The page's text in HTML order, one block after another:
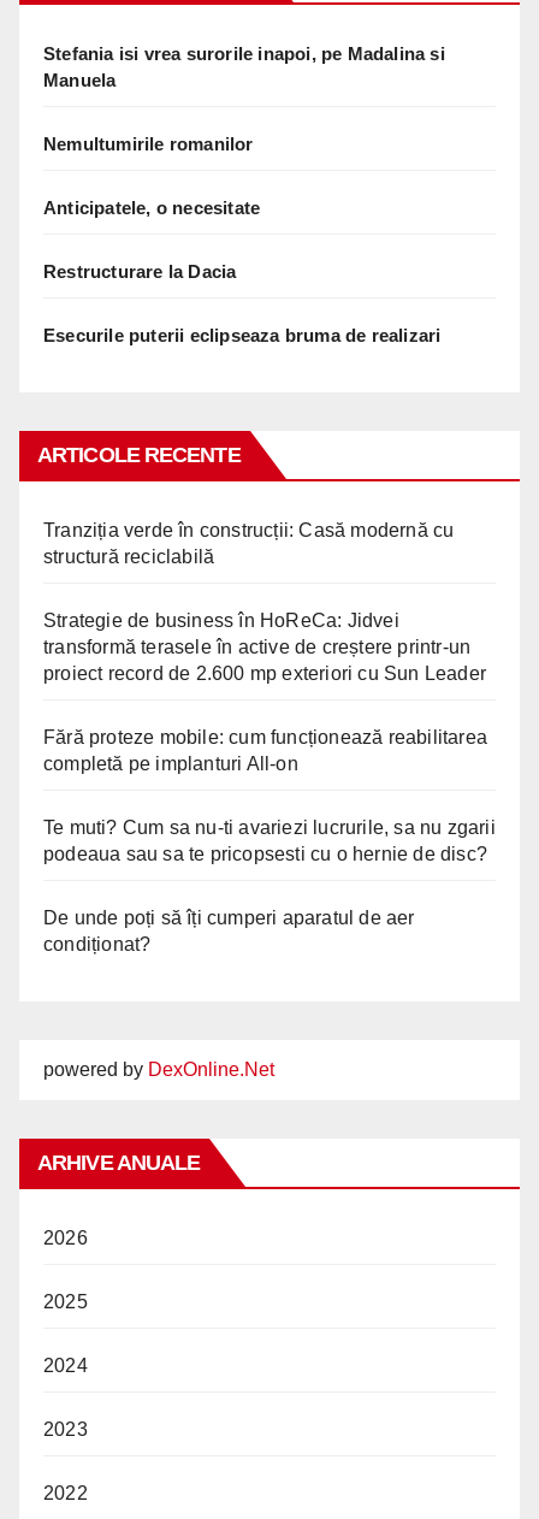
Stefania isi vrea surorile inapoi, pe Madalina si
Manuela
Nemultumirile romanilor
Anticipatele, o necesitate
Restructurare la Dacia
Esecurile puterii eclipseaza bruma de realizari
ARTICOLE RECENTE
Tranziția verde în construcții: Casă modernă cu
structură reciclabilă
Strategie de business în HoReCa: Jidvei
transformă terasele în active de creștere printr-un
proiect record de 2.600 mp exteriori cu Sun Leader
Fără proteze mobile: cum funcționează reabilitarea
completă pe implanturi All-on
Te muti? Cum sa nu-ti avariezi lucrurile, sa nu zgarii
podeaua sau sa te pricopsesti cu o hernie de disc?
De unde poți să îți cumperi aparatul de aer
condiționat?
powered by DexOnline.Net
ARHIVE ANUALE
2026
2025
2024
2023
2022